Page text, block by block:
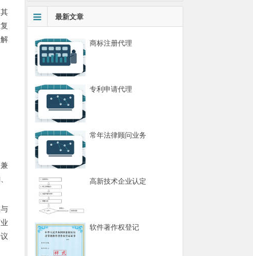
最新文章
商标注册代理
专利申请代理
常年法律顾问业务
高新技术企业认定
软件著作权登记